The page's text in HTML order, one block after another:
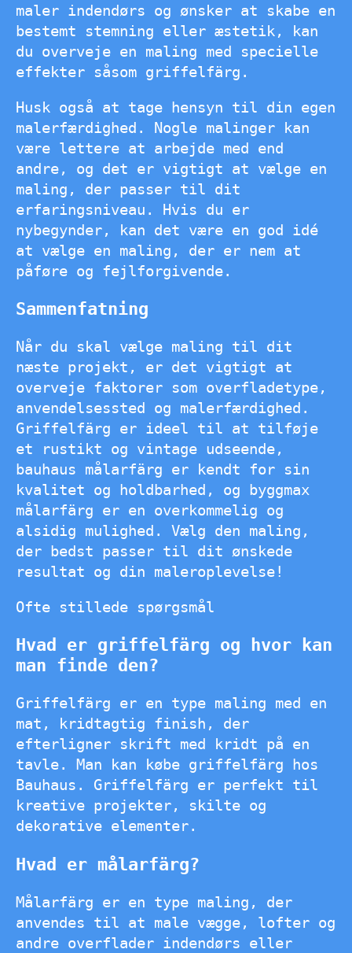
maler indendørs og ønsker at skabe en
bestemt stemning eller æstetik, kan
du overveje en maling med specielle
effekter såsom griffelfärg.
Husk også at tage hensyn til din egen
malerfærdighed. Nogle malinger kan
være lettere at arbejde med end
andre, og det er vigtigt at vælge en
maling, der passer til dit
erfaringsniveau. Hvis du er
nybegynder, kan det være en god idé
at vælge en maling, der er nem at
påføre og fejlforgivende.
Sammenfatning
Når du skal vælge maling til dit
næste projekt, er det vigtigt at
overveje faktorer som overfladetype,
anvendelsessted og malerfærdighed.
Griffelfärg er ideel til at tilføje
et rustikt og vintage udseende,
bauhaus målarfärg er kendt for sin
kvalitet og holdbarhed, og byggmax
målarfärg er en overkommelig og
alsidig mulighed. Vælg den maling,
der bedst passer til dit ønskede
resultat og din maleroplevelse!
Ofte stillede spørgsmål
Hvad er griffelfärg og hvor kan
man finde den?
Griffelfärg er en type maling med en
mat, kridtagtig finish, der
efterligner skrift med kridt på en
tavle. Man kan købe griffelfärg hos
Bauhaus. Griffelfärg er perfekt til
kreative projekter, skilte og
dekorative elementer.
Hvad er målarfärg?
Målarfärg er en type maling, der
anvendes til at male vægge, lofter og
andre overflader indendørs eller